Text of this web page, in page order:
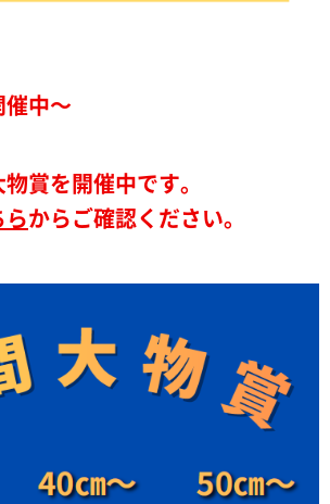
中～
賞を開催中です。
らからご確認ください。